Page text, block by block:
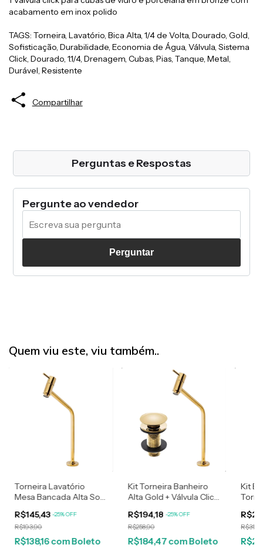
acabamento em inox polido
TAGS: Torneira, Lavatório, Bica Alta, 1/4 de Volta, Dourado, Gold,
Sofisticação, Durabilidade, Economia de Água, Válvula, Sistema
Click, Dourado, 1.1/4, Drenagem, Cubas, Pias, Tanque, Metal,
Durável, Resistente
Compartilhar
Perguntas e Respostas
Pergunte ao vendedor
Perguntar
Quem viu este, viu também..
Torneira Lavatório
Mesa Bancada Alta Soft
R$145,43 -25%OFF
R$193,90
R$138,16comBoleto
Kit Torneira Banheiro
Alta Gold + Válvula Click
R$194,18 -25%OFF
R$258,90
R$184,47comBoleto
Kit